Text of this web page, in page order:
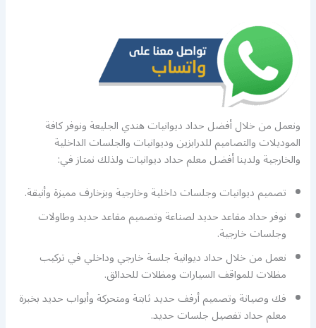
ونعمل من خلال أفضل حداد ديوانيات هندي الجليعة ونوفر كافة
الموديلات والتصاميم للدرابزين وديوانيات والجلسات الداخلية
والخارجية ولدينا أفضل معلم حداد ديوانيات ولذلك نمتاز في:
تصميم ديوانيات وجلسات داخلية وخارجية وبزخارف مميزة وأنيقة.
نوفر حداد مقاعد حديد لصناعة وتصميم مقاعد حديد وطاولات
وجلسات خارجية.
نعمل من خلال حداد ديوانية جلسة خارجي وداخلي في تركيب
مظلات للمواقف السيارات ومظلات للحدائق.
فك وصيانة وتصميم أرفف حديد ثابتة ومتحركة وأبواب حديد بخبرة
معلم حداد تفصيل جلسات حديد.